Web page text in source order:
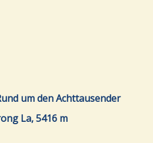
um den Achttausender
La, 5416 m